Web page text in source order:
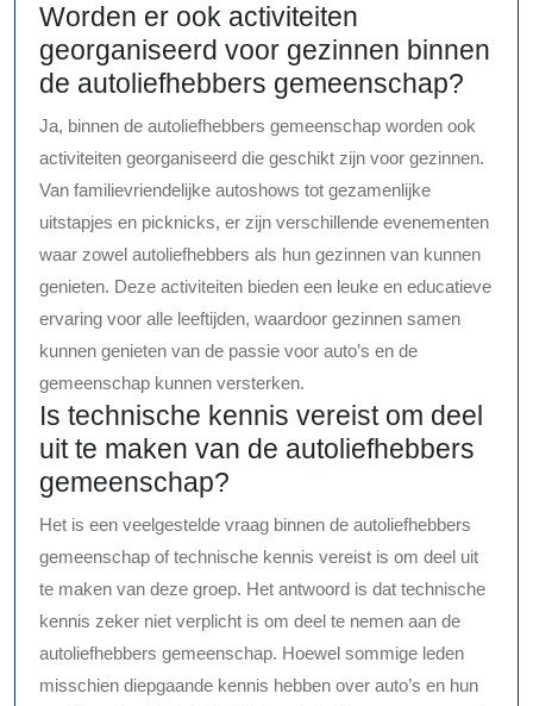
Worden er ook activiteiten
georganiseerd voor gezinnen binnen
de autoliefhebbers gemeenschap?
Ja, binnen de autoliefhebbers gemeenschap worden ook
activiteiten georganiseerd die geschikt zijn voor gezinnen.
Van familievriendelijke autoshows tot gezamenlijke
uitstapjes en picknicks, er zijn verschillende evenementen
waar zowel autoliefhebbers als hun gezinnen van kunnen
genieten. Deze activiteiten bieden een leuke en educatieve
ervaring voor alle leeftijden, waardoor gezinnen samen
kunnen genieten van de passie voor auto’s en de
gemeenschap kunnen versterken.
Is technische kennis vereist om deel
uit te maken van de autoliefhebbers
gemeenschap?
Het is een veelgestelde vraag binnen de autoliefhebbers
gemeenschap of technische kennis vereist is om deel uit
te maken van deze groep. Het antwoord is dat technische
kennis zeker niet verplicht is om deel te nemen aan de
autoliefhebbers gemeenschap. Hoewel sommige leden
misschien diepgaande kennis hebben over auto’s en hun